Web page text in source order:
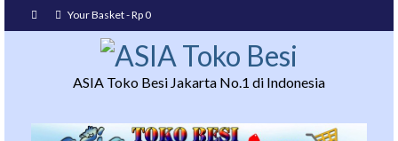
Your Basket-Rp0
ASIA Toko Besi Jakarta No.1 di Indonesia